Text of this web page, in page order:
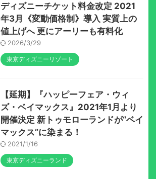
ディズニーチケット料金改定 2021
年3月《変動価格制》導入 実質上の
値上げへ 更にアーリーも有料化
2026/3/29
東京ディズニーリゾート
【延期】『ハッピーフェア・ウィ
ズ・ベイマックス』2021年1月より
開催決定 新トゥモローランドが“ベイ
マックス”に染まる！
2021/1/16
東京ディズニーランド